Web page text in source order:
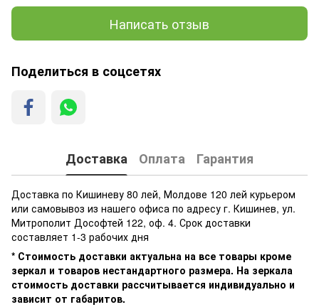
Написать отзыв
Поделиться в соцсетях
Доставка Оплата Гарантия
Доставка по Кишиневу 80 лей, Молдове 120 лей курьером
или самовывоз из нашего офиса по адресу г. Кишинев, ул.
Митрополит Дософтей 122, оф. 4. Срок доставки
составляет 1-3 рабочих дня
* Стоимость доставки актуальна на все товары кроме
зеркал и товаров нестандартного размера. На зеркала
стоимость доставки рассчитывается индивидуально и
зависит от габаритов.